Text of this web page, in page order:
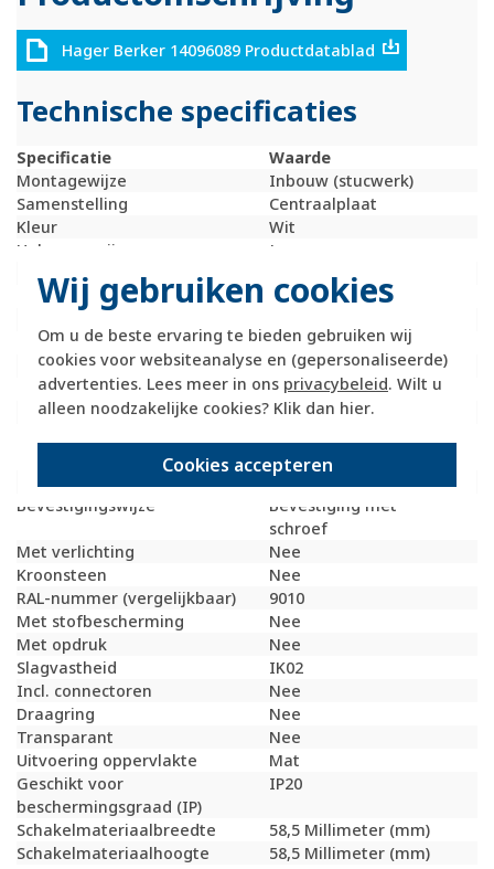
Wij gebruiken cookies
Om u de beste ervaring te bieden gebruiken wij
cookies voor websiteanalyse en (gepersonaliseerde)
advertenties. Lees meer in ons privacybeleid. Wilt u
alleen noodzakelijke cookies? Klik dan hier.
Cookies accepteren
Hager Berker 14096089 Productdatablad
Technische specificaties
Specificatie
Waarde
Montagewijze
Inbouw (stucwerk)
Samenstelling
Centraalplaat
Kleur
Wit
Halogeenvrij
Ja
Met klapdeksel
Gebruik
UAE / IAE
Uitvoerrichting
Schuin
Met trekontlasting
Nee
Materiaalkwaliteit
Duroplast
Opdrukveld
Zonder label
Materiaal
Kunststof
Bevestigingswijze
Bevestiging met
schroef
Met verlichting
Nee
Kroonsteen
Nee
RAL-nummer (vergelijkbaar)
9010
Met stofbescherming
Nee
Met opdruk
Nee
Slagvastheid
IK02
Incl. connectoren
Nee
Draagring
Nee
Transparant
Nee
Uitvoering oppervlakte
Mat
Geschikt voor
beschermingsgraad (IP)
IP20
Schakelmateriaalbreedte
58,5 Millimeter (mm)
Schakelmateriaalhoogte
58,5 Millimeter (mm)